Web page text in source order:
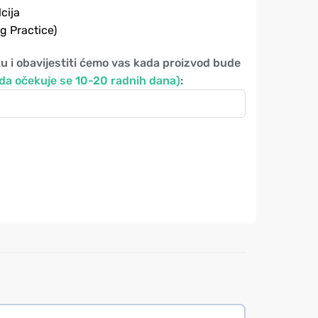
Practice)
i obavijestiti ćemo vas kada proizvod bude
očekuje se 10-20 radnih dana):